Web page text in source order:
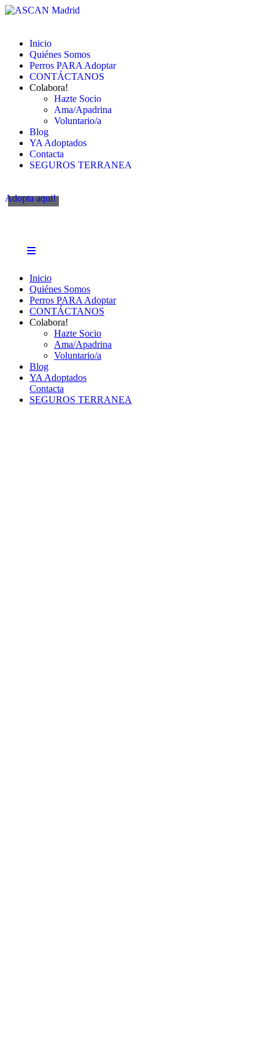
Inicio
Quiénes Somos
Perros PARA Adoptar
CONTÁCTANOS
Colabora!
Hazte Socio
Ama/Apadrina
Voluntario/a
Blog
YA Adoptados
Contacta
SEGUROS TERRANEA
Adopta aqui!
Inicio
Quiénes Somos
Perros PARA Adoptar
CONTÁCTANOS
Colabora!
Hazte Socio
Ama/Apadrina
Voluntario/a
Blog
YA Adoptados
Contacta
SEGUROS TERRANEA